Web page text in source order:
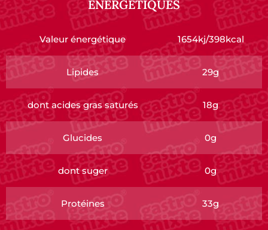
ÉNERGÉTIQUES
Valeur énergétique 1654kj/398kcal
Lipides 29g
dont acides gras saturés 18g
Glucides 0g
dont suger 0g
Protéines 33g